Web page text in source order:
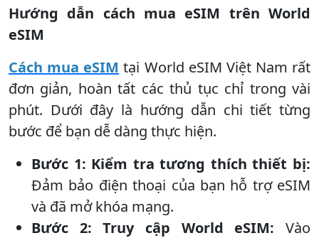
Hướng dẫn cách mua eSIM trên World
eSIM
Cách mua eSIM tại World eSIM Việt Nam rất
đơn giản, hoàn tất các thủ tục chỉ trong vài
phút. Dưới đây là hướng dẫn chi tiết từng
bước để bạn dễ dàng thực hiện.
Bước 1: Kiểm tra tương thích thiết bị:
Đảm bảo điện thoại của bạn hỗ trợ eSIM
và đã mở khóa mạng.
Bước 2: Truy cập World eSIM: Vào